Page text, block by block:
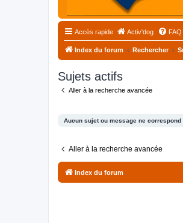
Accès rapide Activ'dog FAQ
Index du forum Rechercher
Sujets actifs
Aller à la recherche avancée
Aucun sujet ou message ne
Aller à la recherche avancée
Index du forum